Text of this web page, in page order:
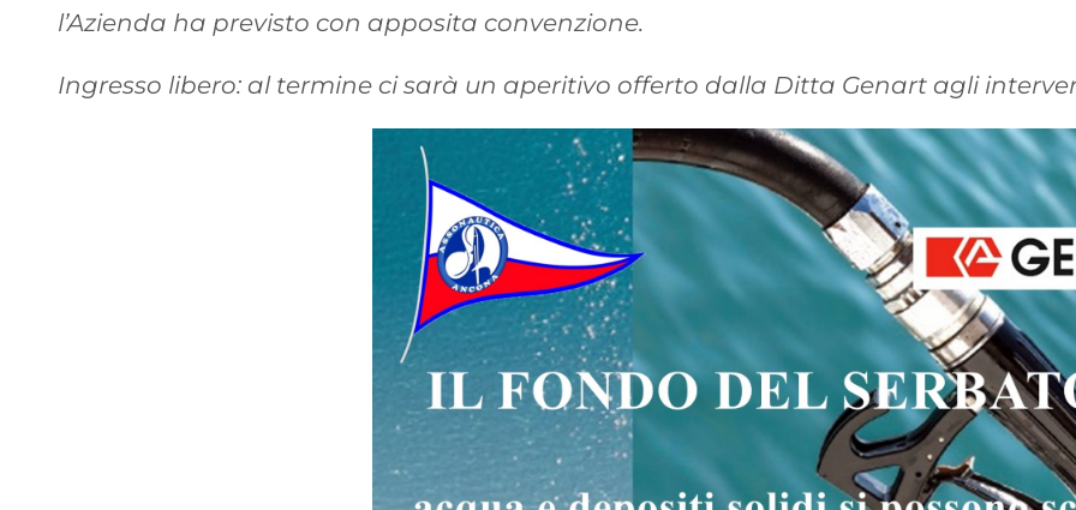
l’Azienda ha previsto con apposita convenzione.
Ingresso libero: al termine ci sarà un aperitivo offerto dalla Ditta Genart agli